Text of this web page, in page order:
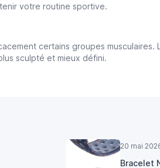
votre routine sportive.
certains groupes
sculpté et mieux défini.
20 mai
Bracelet